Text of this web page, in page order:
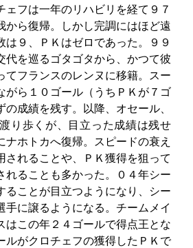
ェフは一年のリハビリを経て９７
から復帰。しかし完調にはほど遠
は９、ＰＫはゼロであった。９９
代を巡るゴタゴタから、かつて彼
てフランスのレンヌに移籍。スー
がら１０ゴール（うちＰＫが７ゴ
成績を残す。以降、オセール、
り歩くが、目立った成績は残せ
ナホトカへ復帰。スピードの衰え
されることや、ＰＫ獲得を狙って
れることも多かった。０４年シー
ることが目立つようになり、シー
手に譲るようになる。チームメイ
はこの年２４ゴールで得点王とな
ルがクロチェフの獲得したＰＫで